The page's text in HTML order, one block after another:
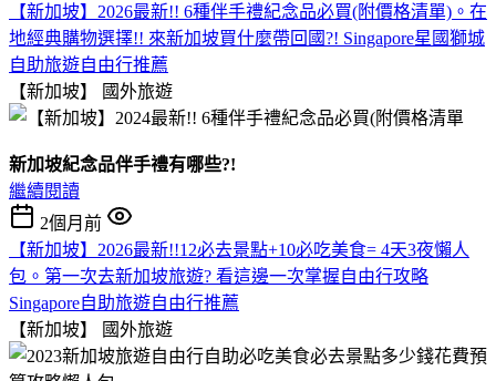
【新加坡】2026最新!! 6種伴手禮紀念品必買(附價格清單)。在
地經典購物選擇!! 來新加坡買什麼帶回國?! Singapore星國獅城
自助旅遊自由行推薦
【新加坡】
國外旅遊
新加坡紀念品伴手禮有哪些?!
繼續閱讀
2個月前
【新加坡】2026最新!!12必去景點+10必吃美食= 4天3夜懶人
包。第一次去新加坡旅遊? 看這邊一次掌握自由行攻略
Singapore自助旅遊自由行推薦
【新加坡】
國外旅遊